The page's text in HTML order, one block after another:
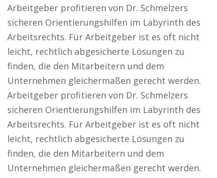
Arbeitgeber profitieren von Dr. Schmelzers
sicheren Orientierungshilfen im Labyrinth des
Arbeitsrechts. Für Arbeitgeber ist es oft nicht
leicht, rechtlich abgesicherte Lösungen zu
finden, die den Mitarbeitern und dem
Unternehmen gleichermaßen gerecht werden.
Arbeitgeber profitieren von Dr. Schmelzers
sicheren Orientierungshilfen im Labyrinth des
Arbeitsrechts. Für Arbeitgeber ist es oft nicht
leicht, rechtlich abgesicherte Lösungen zu
finden, die den Mitarbeitern und dem
Unternehmen gleichermaßen gerecht werden.